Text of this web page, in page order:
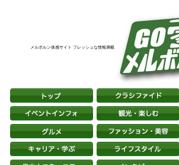
メルボルン体感サイト フレッシュな情報満載